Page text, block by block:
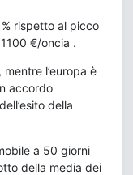
rispetto al picco
€/oncia .
l’europa è
accordo
della
a 50 giorni
della media dei